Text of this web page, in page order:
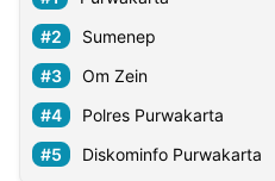
Sumenep
Om Zein
Polres Purwakarta
Diskominfo Purwakarta